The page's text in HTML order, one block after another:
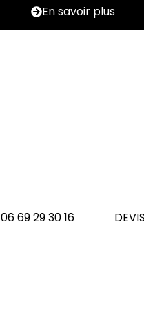
En savoir plus
06 69 29 30 16